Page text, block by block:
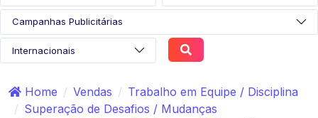
Home Vendas
Trabalho em Equipe / Disciplina
Superação de Desafios / Mudanças